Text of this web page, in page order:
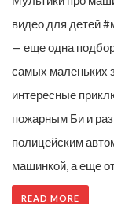
видео для детей
— еще одна
самых маленьких
интересные
пожарным Би и
полицейским
машинкой, а еще
READ MORE